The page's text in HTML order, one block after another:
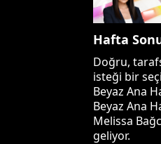
Hafta
Doğru,
isteği bir
Beyaz Ana
Beyaz Ana
Melissa
geliyor.